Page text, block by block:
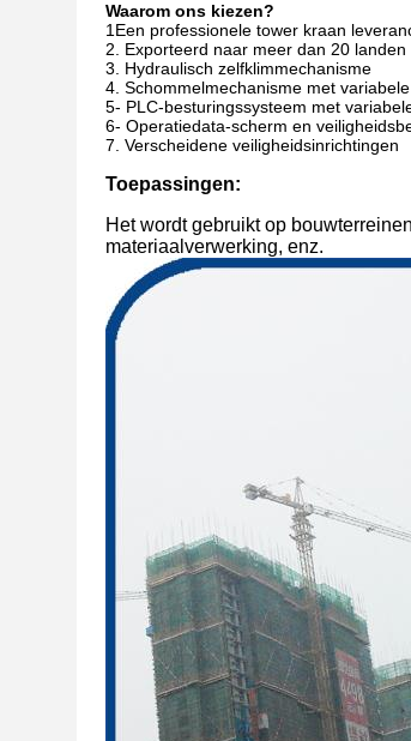
Waarom ons kiezen?
1Een professionele tower kraan
2. Exporteerd naar meer dan 20
3. Hydraulisch zelfklimmechanisme
4. Schommelmechanisme met
5- PLC-besturingssysteem met
6- Operatiedata-scherm en
7. Verscheidene veiligheidsinrichtingen
Toepassingen:
Het wordt gebruikt op
materiaalverwerking, enz.